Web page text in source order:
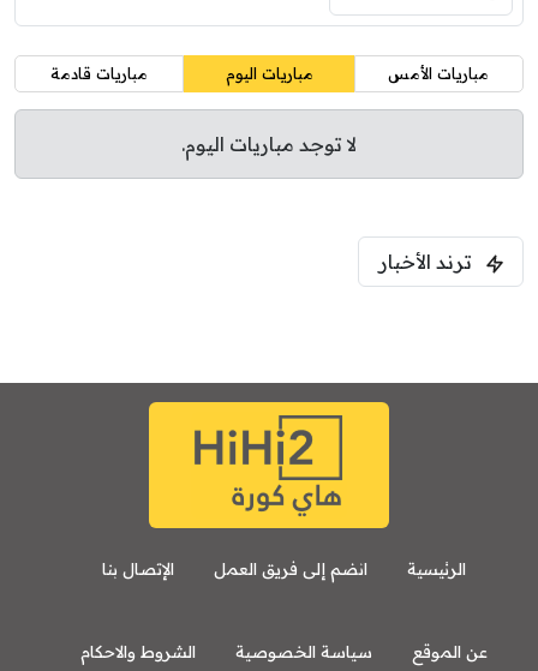
مباريات الأمس مباريات اليوم مباريات قادمة
لا توجد مباريات اليوم.
ترند الأخبار
الرئيسية انضم إلى فريق العمل الإتصال بنا
عن الموقع سياسة الخصوصية الشروط والاحكام